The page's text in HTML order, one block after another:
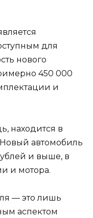
для
нового
450 000
и
находится в
автомобиль
и выше, в
и мотора.
— это лишь
аспектом